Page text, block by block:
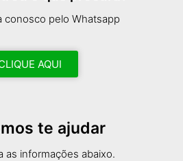
conosco pelo Whatsapp
AQUI
te ajudar
as informações abaixo.